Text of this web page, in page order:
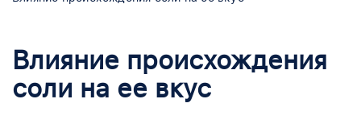
Влияние происхождения
соли на ее вкус